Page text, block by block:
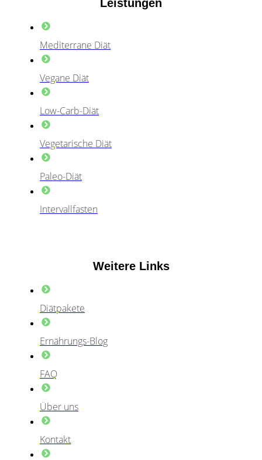
Leistungen
Mediterrane Diät
Vegane Diät
Low-Carb-Diät
Vegetarische Diät
Paleo-Diät
Intervallfasten
Weitere Links
Diätpakete
Ernährungs-Blog
FAQ
Über uns
Kontakt